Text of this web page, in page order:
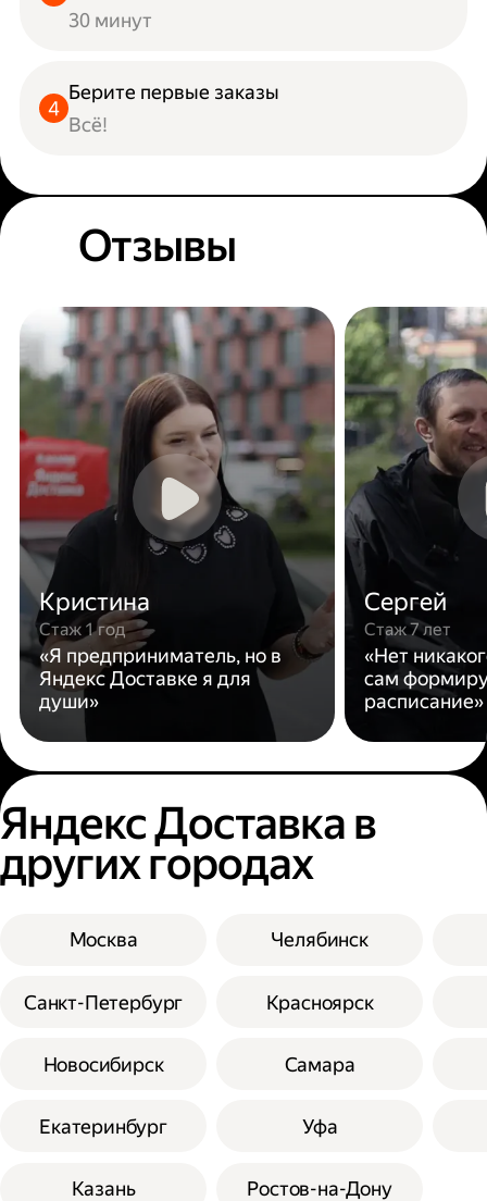
30 минут
Берите первые заказы
Всё!
Отзывы
Кристина
Стаж 1 год
«Я предприниматель, но в
Яндекс Доставке я для
души»
Сергей
Стаж 7 лет
«Нет
сам
расписание»
Яндекс Доставка в
других городах
Москва
Санкт-Петербург
Новосибирск
Екатеринбург
Казань
Челябинск
Красноярск
Самара
Уфа
Ростов-на-Дону